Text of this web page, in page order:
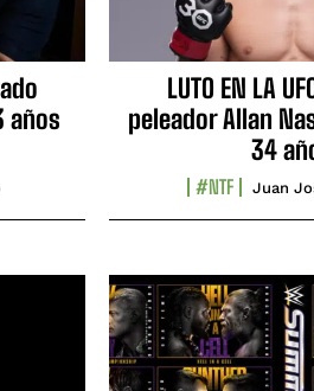
años
LUTO EN LA
peleador Allan
34
#NTF Juan